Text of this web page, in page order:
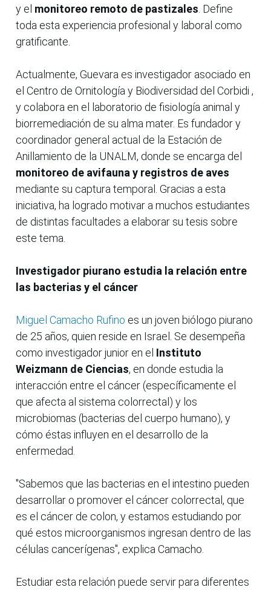
y el monitoreo remoto de pastizales. Define
toda esta experiencia profesional y laboral como
gratificante.
Actualmente, Guevara es investigador asociado en
el Centro de Ornitología y Biodiversidad del Corbidi ,
y colabora en el laboratorio de fisiología animal y
biorremediación de su alma mater. Es fundador y
coordinador general actual de la Estación de
Anillamiento de la UNALM, donde se encarga del
monitoreo de avifauna y registros de aves
mediante su captura temporal. Gracias a esta
iniciativa, ha logrado motivar a muchos estudiantes
de distintas facultades a elaborar su tesis sobre
este tema.
Investigador piurano estudia la relación entre
las bacterias y el cáncer
Miguel Camacho Rufino es un joven biólogo piurano
de 25 años, quien reside en Israel. Se desempeña
como investigador junior en el Instituto
Weizmann de Ciencias, en donde estudia la
interacción entre el cáncer (específicamente el
que afecta al sistema colorrectal) y los
microbiomas (bacterias del cuerpo humano), y
cómo éstas influyen en el desarrollo de la
enfermedad.
"Sabemos que las bacterias en el intestino pueden
desarrollar o promover el cáncer colorrectal, que
es el cáncer de colon, y estamos estudiando por
qué estos microorganismos ingresan dentro de las
células cancerígenas", explica Camacho.
Estudiar esta relación puede servir para diferentes